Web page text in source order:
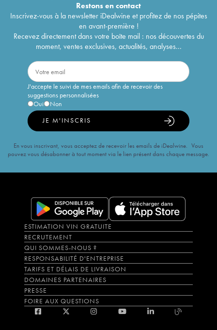
Restons encontact
Inscrivez-vous à la newsletter iDealwine et profitez de nos pépites
en avant-première !
Recevez directement dans votre boîte mail : nos découvertes du
moment, ventes exclusives, actualités, analyses...
J'accepte le suivi de mes emails afin de recevoir des
suggestions personnalisées
Oui
Non
JE M'INSCRIS
En vous inscrivant, vous acceptez de recevoir les emails de iDealwine. Vous
pouvez vous désabonner à tout moment via le lien présent dans chaque message.
ESTIMATION VIN GRATUITE
RECRUTEMENT
QUI SOMMES-NOUS ?
RESPONSABILITÉ D'ENTREPRISE
TARIFS ET DÉLAIS DE LIVRAISON
DOMAINES PARTENAIRES
PRESSE
FOIRE AUX QUESTIONS